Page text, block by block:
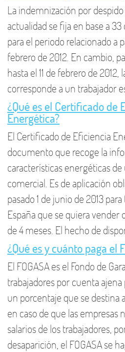
La indemnización por
actualidad se fija en base a 33
para el periodo relacionado a
febrero de 2012. En cambio,
hasta el 11 de febrero de
corresponde a un trabajador
¿Qué es el Certificado de
Energética?
El Certificado de Eficiencia
documento que recoge la
características energéticas
comercial. Es de aplicación
pasado 1 de junio de 2013
España que se quiera vender
de 4 meses. El hecho de
¿Qué es y cuánto paga el
El FOGASA es el Fondo de
trabajadores por cuenta
un porcentaje que se destina
en caso de que las empresas
salarios de los trabajadores,
desaparición, el FOGASA se